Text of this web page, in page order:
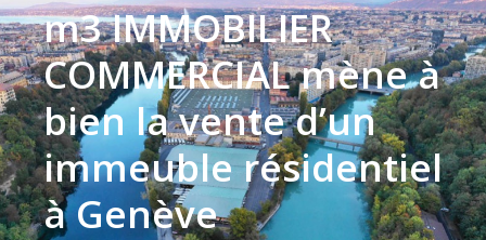
m3 IMMOBILIER
COMMERCIAL mène à
bien la vente d’un
immeuble résidentiel
à Genève